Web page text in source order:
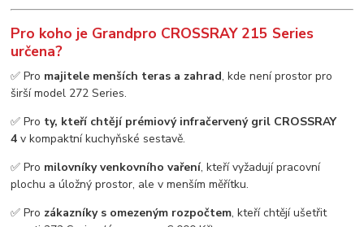
Pro koho je Grandpro CROSSRAY 215 Series
určena?
✅ Pro majitele menších teras a zahrad, kde není prostor pro
širší model 272 Series.
✅ Pro ty, kteří chtějí prémiový infračervený gril CROSSRAY
4 v kompaktní kuchyňské sestavě.
✅ Pro milovníky venkovního vaření, kteří vyžadují pracovní
plochu a úložný prostor, ale v menším měřítku.
✅ Pro zákazníky s omezeným rozpočtem, kteří chtějí ušetřit